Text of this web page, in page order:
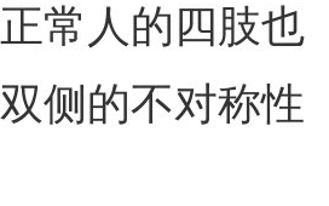
常人的四肢也
侧的不对称性